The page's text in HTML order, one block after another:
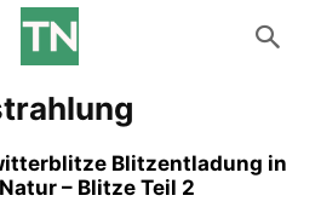
Blitzentladung in
– Blitze Teil 2